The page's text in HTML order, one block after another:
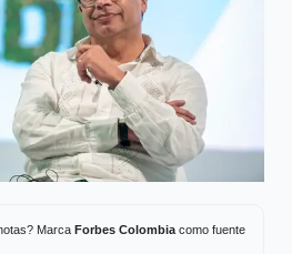
Marca Forbes Colombiacomo fuente